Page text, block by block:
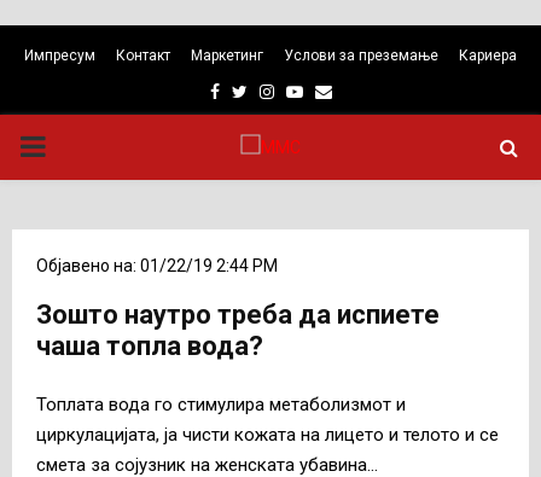
Импресум Контакт Маркетинг Услови за преземање Кариера
Facebook
TwitterInstagram
Youtube
Email
PRIMARY
Објавено на: 01/22/19 2:44 PM
Зошто наутро треба да испиете
чаша топла вода?
Топлата вода го стимулира метаболизмот и
циркулацијата, ја чисти кожата на лицето и телото и се
смета за сојузник на женската убавина…